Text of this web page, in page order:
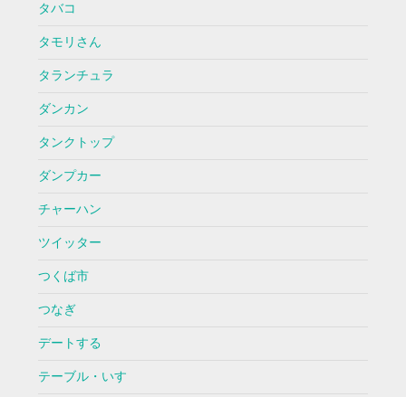
タバコ
タモリさん
タランチュラ
ダンカン
タンクトップ
ダンプカー
チャーハン
ツイッター
つくば市
つなぎ
デートする
テーブル・いす